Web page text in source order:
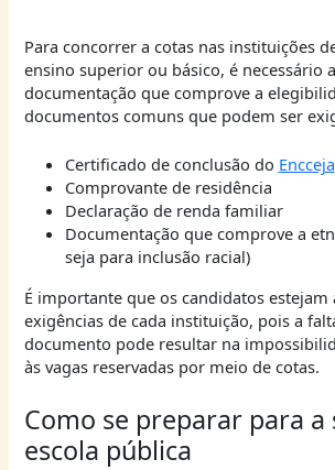
Para concorrer a cotas nas instituições
ensino superior ou básico, é necessário
documentação que comprove a
documentos comuns que podem ser
Certificado de conclusão do Encceja
Comprovante de residência
Declaração de renda familiar
Documentação que comprove a
seja para inclusão racial)
É importante que os candidatos estejam
exigências de cada instituição, pois a
documento pode resultar na
às vagas reservadas por meio de cotas.
Como se preparar para a
escola pública